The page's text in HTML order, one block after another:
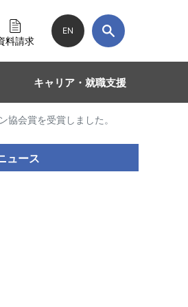
料請求
EN
キャリア・就職支援
会賞を受賞しました。
ュース